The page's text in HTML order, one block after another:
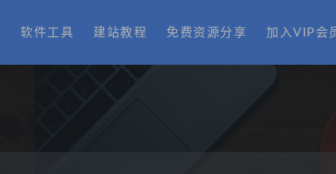
软件工具 建站教程 免费资源分享 加入VIP会